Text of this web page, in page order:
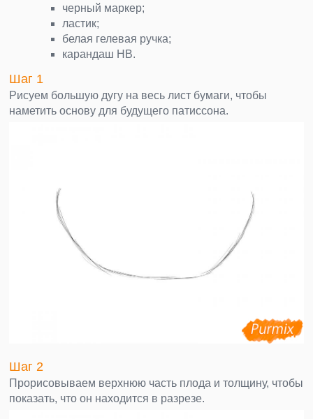
черный маркер;
ластик;
белая гелевая ручка;
карандаш НВ.
Шаг 1
Рисуем большую дугу на весь лист бумаги, чтобы
наметить основу для будущего патиссона.
Шаг 2
Прорисовываем верхнюю часть плода и толщину, чтобы
показать, что он находится в разрезе.